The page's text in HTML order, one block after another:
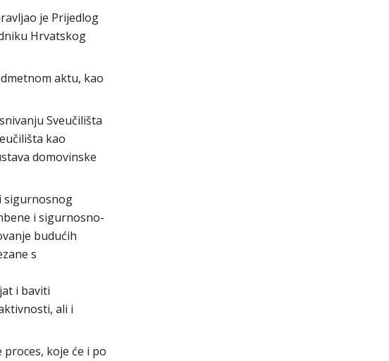
je Prijedlog
Hrvatskog
aktu, kao
Sveučilišta
kao
domovinske
sigurnosnog
i sigurnosno-
budućih
s
i baviti
ali i
koje će i po